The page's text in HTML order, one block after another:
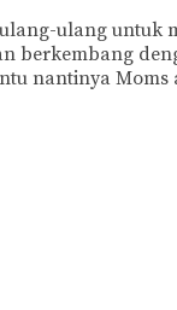
ulang
berkembang
nantinya